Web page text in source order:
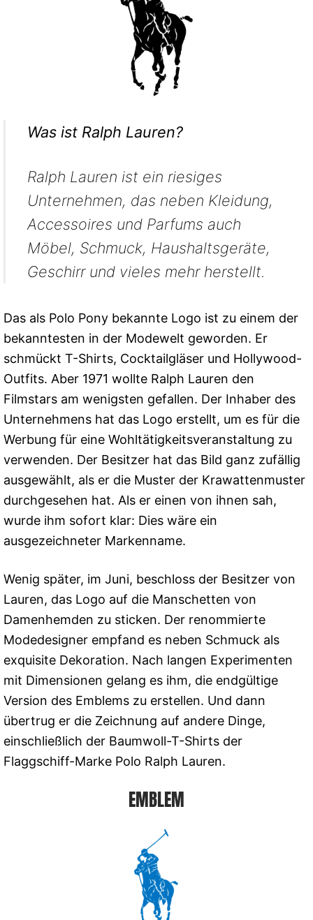
Was ist Ralph Lauren?
Ralph Lauren ist ein riesiges
Unternehmen, das neben Kleidung,
Accessoires und Parfums auch
Möbel, Schmuck, Haushaltsgeräte,
Geschirr und vieles mehr herstellt.
Das als Polo Pony bekannte Logo ist zu einem der
bekanntesten in der Modewelt geworden. Er
schmückt T-Shirts, Cocktailgläser und Hollywood-
Outfits. Aber 1971 wollte Ralph Lauren den
Filmstars am wenigsten gefallen. Der Inhaber des
Unternehmens hat das Logo erstellt, um es für die
Werbung für eine Wohltätigkeitsveranstaltung zu
verwenden. Der Besitzer hat das Bild ganz zufällig
ausgewählt, als er die Muster der Krawattenmuster
durchgesehen hat. Als er einen von ihnen sah,
wurde ihm sofort klar: Dies wäre ein
ausgezeichneter Markenname.
Wenig später, im Juni, beschloss der Besitzer von
Lauren, das Logo auf die Manschetten von
Damenhemden zu sticken. Der renommierte
Modedesigner empfand es neben Schmuck als
exquisite Dekoration. Nach langen Experimenten
mit Dimensionen gelang es ihm, die endgültige
Version des Emblems zu erstellen. Und dann
übertrug er die Zeichnung auf andere Dinge,
einschließlich der Baumwoll-T-Shirts der
Flaggschiff-Marke Polo Ralph Lauren.
EMBLEM